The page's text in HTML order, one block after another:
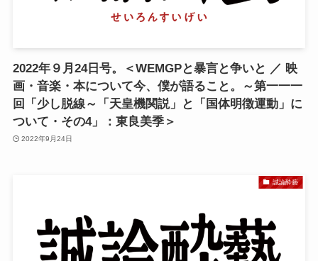
2022年９月24日号。＜WEMGPと暴言と争いと ／ 映
画・音楽・本について今、僕が語ること。～第一一一
回「少し脱線～「天皇機関説」と「国体明徴運動」に
ついて・その4」：東良美季＞
2022年9月24日
誠論酔藝